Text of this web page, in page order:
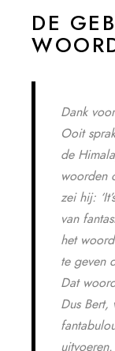
DE
Dank
Ooit
de
woorden
zei hij:
van
het
te geven
Dat
Dus Bert,
uitvoeren.